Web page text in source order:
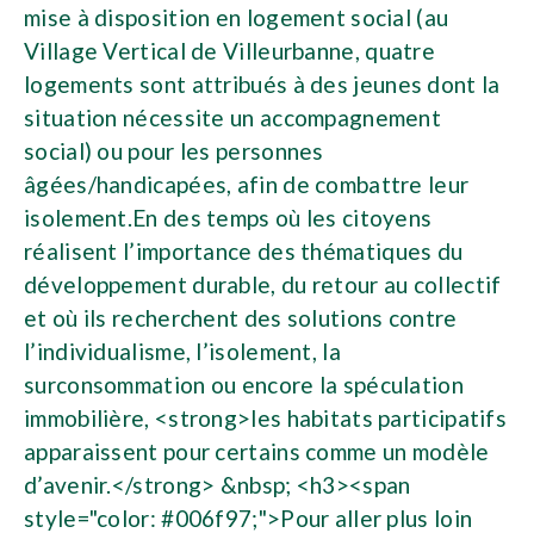
mise à disposition en logement social (au
Village Vertical de Villeurbanne, quatre
logements sont attribués à des jeunes dont la
situation nécessite un accompagnement
social) ou pour les personnes
âgées/handicapées, afin de combattre leur
isolement.En des temps où les citoyens
réalisent l’importance des thématiques du
développement durable, du retour au collectif
et où ils recherchent des solutions contre
l’individualisme, l’isolement, la
surconsommation ou encore la spéculation
immobilière, <strong>les habitats participatifs
apparaissent pour certains comme un modèle
d’avenir.</strong> &nbsp; <h3><span
style="color: #006f97;">Pour aller plus loin